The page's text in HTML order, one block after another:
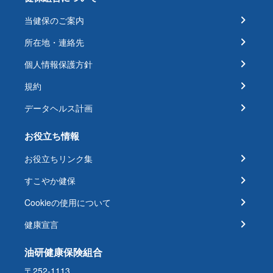
当健保のご案内
所在地・連絡先
個人情報保護方針
規約
データヘルス計画
お役立ち情報
お役立ちリンク集
すこやか健保
Cookieの使用について
健康宣言
油研健康保険組合
〒252-1113